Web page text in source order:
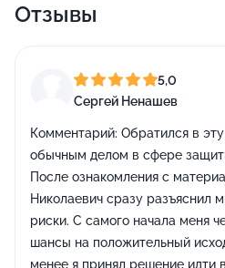
Отзывы
5,0
Сергей Ненашев
Комментарий: Обратился в
обычным делом в сфере
После ознакомления с
Николаевич сразу разъяснил
риски. С самого начала меня
шансы на положительный
менее я принял решение идти